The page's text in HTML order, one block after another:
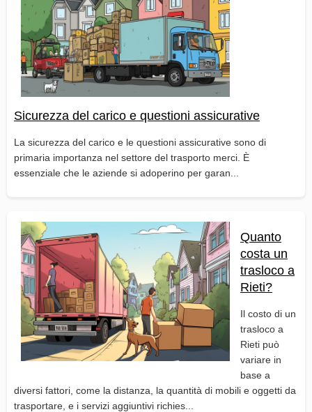
Sicurezza del carico e questioni assicurative
La sicurezza del carico e le questioni assicurative sono di
primaria importanza nel settore del trasporto merci. È
essenziale che le aziende si adoperino per garan...
Quanto
costa un
trasloco a
Rieti?
Il costo di un
trasloco a
Rieti può
variare in
base a
diversi fattori, come la distanza, la quantità di mobili e oggetti da
trasportare, e i servizi aggiuntivi richies...